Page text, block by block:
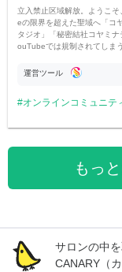
立入禁止区域解放。ようこそ
eの限界を超えた聖域へ「コ
タジオ」「秘密結社コヤミナ
ouTubeでは規制されてしま
公開。
運営ツール
オンラインコミュニテ
もっ
サロンの中
CANARY（カ